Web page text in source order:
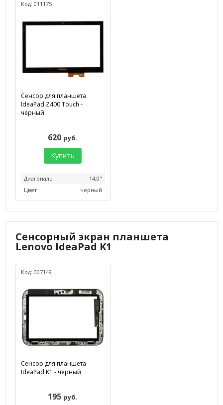
Код: 011175
Сенсор для планшета
IdeaPad Z400 Touch -
черный
620 руб.
Купить
Диагональ
14,0"
Цвет
черный
Сенсорный экран планшета
Lenovo IdeaPad K1
Код: 007149
Сенсор для планшета
IdeaPad K1 - черный
195 руб.